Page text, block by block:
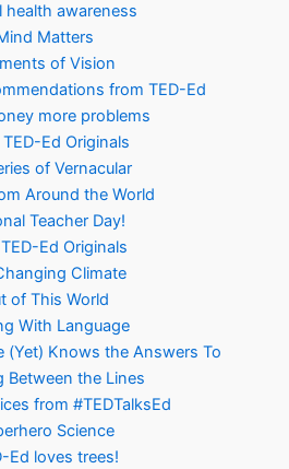
health awareness
Matters
of Vision
from TED-Ed
more problems
Ed Originals
of Vernacular
Around the World
Teacher Day!
Ed Originals
Climate
of This World
With Language
(Yet) Knows the Answers To
Between the Lines
from #TEDTalksEd
Science
Ed loves trees!